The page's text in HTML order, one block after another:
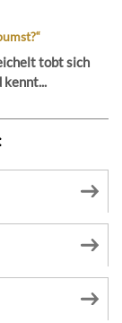
tobt sich
kennt...